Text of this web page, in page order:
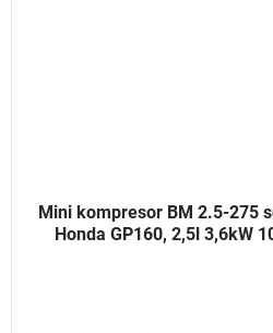
Mini kompresor BM 2.5-275
Honda GP160, 2,5l 3,6kW